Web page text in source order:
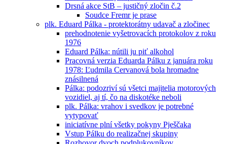
Drsná akce StB – justičný zločin č.2
Soudce Fremr je prase
plk. Eduard Pálka - protektorátny udavač a zločinec
prehodnotenie vyšetrovacích protokolov z roku
1976
Eduard Pálka: nútili ju piť alkohol
Pracovná verzia Eduarda Pálku z januára roku
1978: Ľudmila Cervanová bola hromadne
znásilnená
Pálka: podozriví sú všetci majitelia motorových
vozidiel, aj tí, čo na diskotéke neboli
plk. Pálka: vrahov i svedkov je potrebné
vytypovať
iniciatívne plní všetky pokyny Pješčaka
Vstup Pálku do realizačnej skupiny